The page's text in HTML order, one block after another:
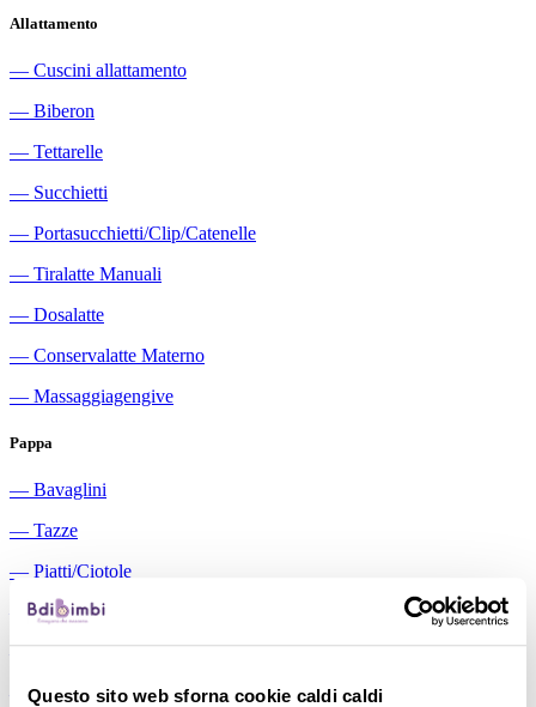
Questo sito web sforna cookie caldi caldi
Allattamento
― Cuscini allattamento
― Biberon
― Tettarelle
― Succhietti
― Portasucchietti/Clip/Catenelle
― Tiralatte Manuali
― Dosalatte
― Conservalatte Materno
― Massaggiagengive
Pappa
― Bavaglini
― Tazze
―Piatti/Ciotole
―Posate/Cucchiai
―Set pappa
―Contenitori